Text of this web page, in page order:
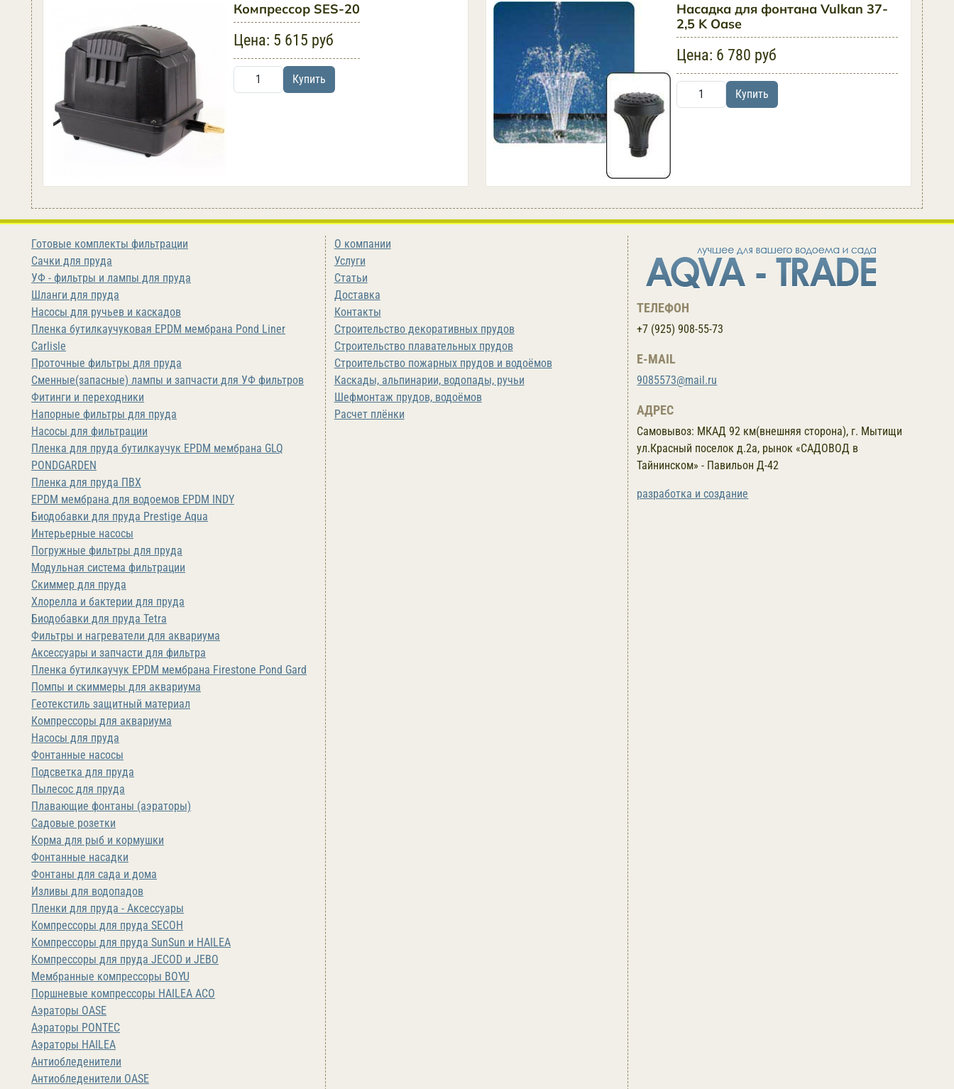
Компрессор SES-20
Цена: 5 615 руб
Купить
Насадка для фонтана Vulkan 37-
2,5 K Oase
Цена: 6 780 руб
Купить
Готовые комплекты фильтрации
Сачки для пруда
УФ - фильтры и лампы для пруда
Шланги для пруда
Насосы для ручьев и каскадов
Пленка бутилкаучуковая EPDM мембрана Pond Liner
Carlisle
Проточные фильтры для пруда
Сменные(запасные) лампы и запчасти для УФ фильтров
Фитинги и переходники
Напорные фильтры для пруда
Насосы для фильтрации
Пленка для пруда бутилкаучук EPDM мембрана GLQ
PONDGARDEN
Пленка для пруда ПВХ
EPDM мембрана для водоемов EPDM INDY
Биодобавки для пруда Prestige Aqua
Интерьерные насосы
Погружные фильтры для пруда
Модульная система фильтрации
Скиммер для пруда
Хлорелла и бактерии для пруда
Биодобавки для пруда Tetra
Фильтры и нагреватели для аквариума
Аксессуары и запчасти для фильтра
Пленка бутилкаучук EPDM мембрана Firestone Pond Gard
Помпы и скиммеры для аквариума
Геотекстиль защитный материал
Компрессоры для аквариума
Насосы для пруда
Фонтанные насосы
Подсветка для пруда
Пылесос для пруда
Плавающие фонтаны (аэраторы)
Садовые розетки
Корма для рыб и кормушки
Фонтанные насадки
Фонтаны для сада и дома
Изливы для водопадов
Пленки для пруда - Аксессуары
Компрессоры для пруда SECOH
Компрессоры для пруда SunSun и HAILEA
Компрессоры для пруда JECOD и JEBO
Мембранные компрессоры BOYU
Поршневые компрессоры HAILEA ACO
Аэраторы OASE
Аэраторы PONTEC
Аэраторы HAILEA
Антиобледенители
Антиобледенители OASE
О компании
Услуги
Статьи
Доставка
Контакты
Строительство декоративных прудов
Строительство плавательных прудов
Строительство пожарных прудов и водоёмов
Каскады, альпинарии, водопады, ручьи
Шефмонтаж прудов, водоёмов
Расчет плёнки
ТЕЛЕФОН
+7 (925) 908-55-73
E-MAIL
9085573@mail.ru
АДРЕС
Самовывоз: МКАД 92 км(внешняя сторона), г. Мытищи
ул.Красный поселок д.2а, рынок «САДОВОД в
Тайнинском» - Павильон Д-42
разработка и создание